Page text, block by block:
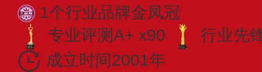
1个行业品牌金凤冠
专业评测A+ x90
行业先
成立时间2001年